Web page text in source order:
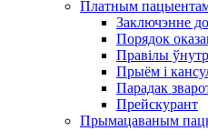
Платным
Заключэнне
Порядок
Правілы
Прыём і
Парадак
Прейскурант
Прымацаваным